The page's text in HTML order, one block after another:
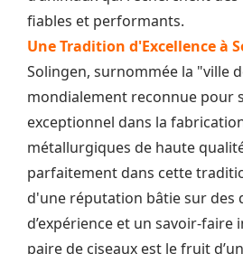
fiables et performants.
Une Tradition d'Excellence à
Solingen, surnommée la "ville
mondialement reconnue pour
exceptionnel dans la
métallurgiques de haute
parfaitement dans cette
d'une réputation bâtie sur des
d’expérience et un savoir-faire
paire de ciseaux est le fruit